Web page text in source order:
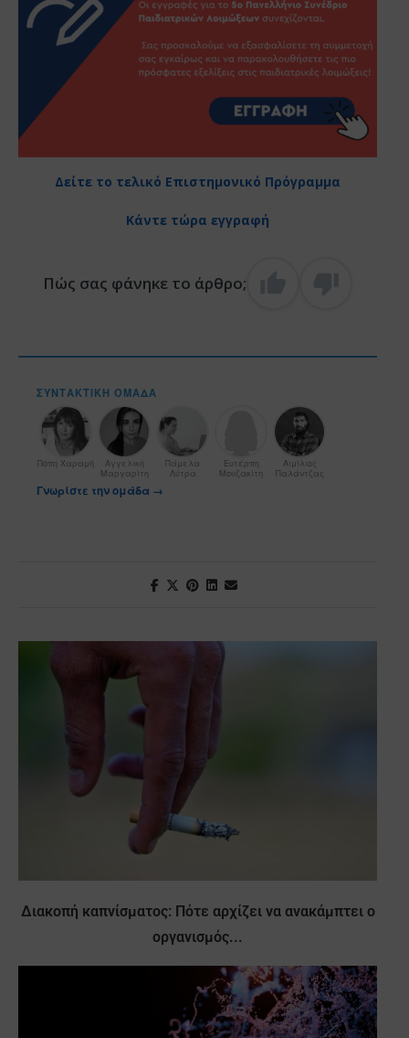
Δείτε το τελικό Επιστημονικό Πρόγραμμα
Κάντε τώρα εγγραφή
Πώς σας φάνηκε το άρθρο;
ΣΥΝΤΑΚΤΙΚΉ ΟΜΆΔΑ
Πόπη Χαραμή
Αγγελική
Μαργαρίτη
Πάμελα
Λύτρα
Ευτέρπη
Μουζακίτη
Αιμίλιος
Παλάντζας
Γνωρίστε την ομάδα →
Διακοπή καπνίσματος: Πότε αρχίζει να ανακάμπτει ο
οργανισμός...